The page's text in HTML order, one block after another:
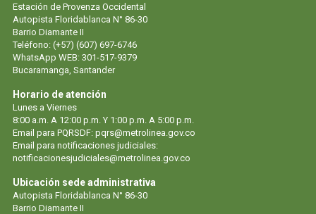
Estación de Provenza Occidental
Autopista Floridablanca N° 86-30
Barrio Diamante II
Teléfono: (+57) (607) 697-6746
WhatsApp WEB: 301-517-9379
Bucaramanga, Santander
Horario de atención
Lunes a Viernes
8:00 a.m. A 12:00 p.m. Y 1:00 p.m. A 5:00 p.m.
Email para PQRSDF: pqrs@metrolinea.gov.co
Email para notificaciones judiciales:
notificacionesjudiciales@metrolinea.gov.co
Ubicación sede administrativa
Autopista Floridablanca N° 86-30
Barrio Diamante II